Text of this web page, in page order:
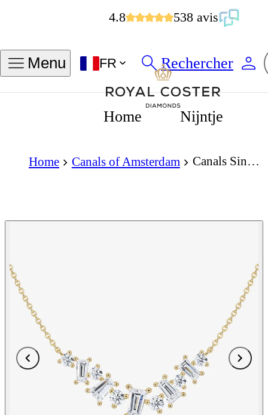
4.8 538 avis
Menu FR Rechercher
Home Nijntje
Home Canals of Amsterdam